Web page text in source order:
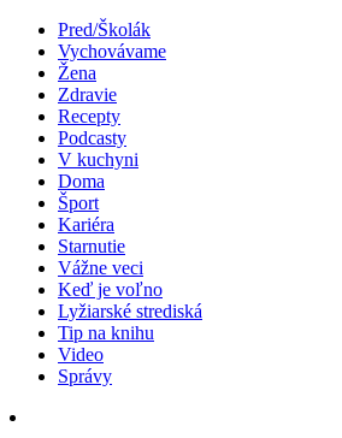
Pred/Školák
Vychovávame
Žena
Zdravie
Recepty
Podcasty
V kuchyni
Doma
Šport
Kariéra
Starnutie
Vážne veci
Keď je voľno
Lyžiarské strediská
Tip na knihu
Video
Správy